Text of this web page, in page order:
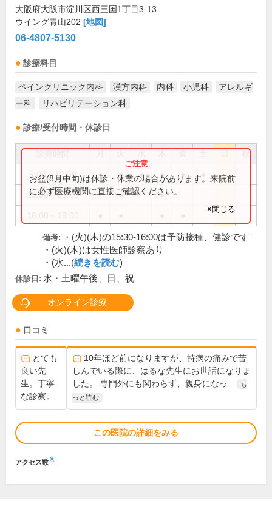
大阪府大阪市淀川区西三国1丁目3-13
ウイング青山202 [地図]
06-4807-5130
診療科目
ペインクリニック内科 漢方内科 内科 小児科
アレルギ
ー科
リハビリテーション科
診療/受付時間・休診日
祝
9:00～12:30 ● ● ● ● ●
15:30～16:00 ● ●
お盆(8月中旬)は休診・休業の場合があります。来院前
に必ず医療機関に直接ご確認ください。
×閉じる
備考:
・(火)(木)の15:30-16:00は予防接種、健診です
・(火)(木)は女性医師診察あり
・(水...(続きを読む)
休診日: 水・土曜午後、日、祝
オンライン診療
口コミ
とても
良い先
生。丁寧
な診察。
10年ほど前になりますが、持病の痛みで苦
しんでいる際に、はるな先生にお世話になりま
した。 専門外にも関わらず、親身になっ...
も
っと読む
この医院の詳細をみる
アクセス数※